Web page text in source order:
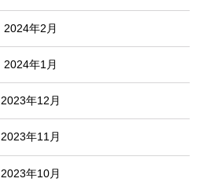
2024年2月
2024年1月
2023年12月
2023年11月
2023年10月